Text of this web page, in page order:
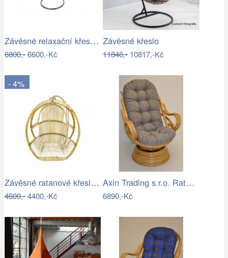
Závěsné relaxační křeslo CANDY
6800,-6600,-Kč
Závěsné křeslo
11846,-10817,-Kč
- 4%
Závěsné ratanové křeslo GOLDIE - světlý…
4600,-4400,-Kč
Axin Trading s.r.o. Ratanové houpací…
6890,-Kč